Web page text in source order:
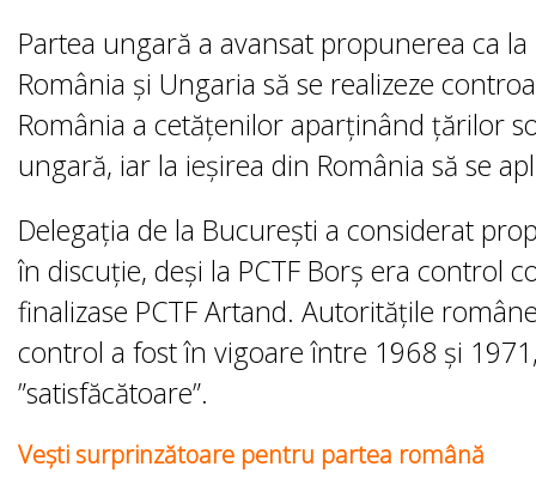
Partea ungară a avansat propunerea ca
România și Ungaria să se realizeze
România a cetățenilor aparținând țărilor
ungară, iar la ieșirea din România să se
Delegația de la București a considerat
în discuție, deși la PCTF Borș era control
finalizase PCTF Artand. Autoritățile
control a fost în vigoare între 1968 și
”satisfăcătoare”.
Veşti surprinzătoare pentru partea română